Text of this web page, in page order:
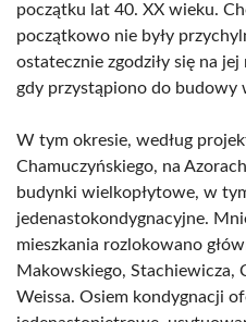
początku lat 40. XX wieku.
początkowo nie były
ostatecznie zgodziły się na
gdy przystąpiono do budowy
W tym okresie, według
Chamuczyńskiego, na
budynki wielkopłytowe, w
jedenastokondygnacyjne.
mieszkania rozlokowano
Makowskiego, Stachiewicza,
Weissa. Osiem kondygnacji